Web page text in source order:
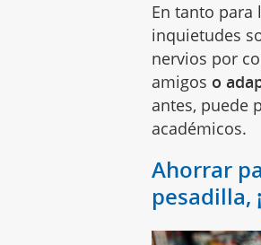
En tanto para
inquietudes
nervios por
amigos o
antes, puede
académicos.
Ahorrar
pesadilla,